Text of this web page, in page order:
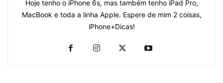
Hoje tenho o iPhone 6s, mas também tenho iPad Pro,
MacBook e toda a linha Apple. Espere de mim 2 coisas,
iPhone+Dicas!